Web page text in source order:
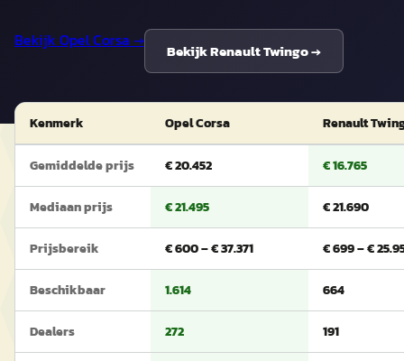
Bekijk Opel Corsa →
BekijkRenault Twingo→
Kenmerk Opel Corsa Renault
Gemiddelde prijs € 20.452 € 16.765
Mediaan prijs € 21.495 € 21.690
Prijsbereik € 600 – € 37.371 € 699 – €
Beschikbaar 1.614 664
Dealers 272 191